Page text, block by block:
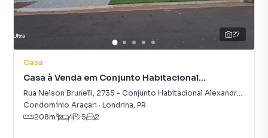
27
Casa
Casa à Venda em Conjunto Habitacional
Alexandre Urbanas
Rua Nelson Brunelli, 2735 - Conjunto Habitacional Alexandre Urbanas
Condomínio Araçari · Londrina, PR
208m² 4 5 2